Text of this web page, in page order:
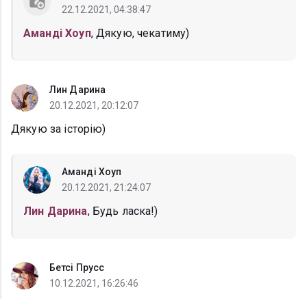
22.12.2021, 04:38:47
Аманді Хоуп, Дякую, чекатиму)
Лин Дарина
20.12.2021, 20:12:07
Дякую за історію)
Аманді Хоуп
20.12.2021, 21:24:07
Лин Дарина, Будь ласка!)
Бетсі Прусс
10.12.2021, 16:26:46